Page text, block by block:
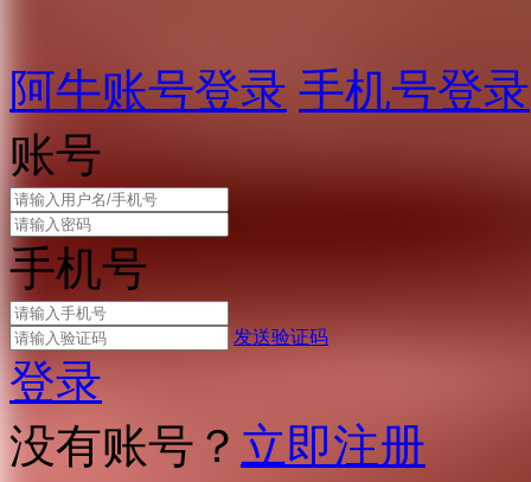
阿牛账号登录 手机号登录
账号
手机号
发送验证码
登录
没有账号？ 立即注册